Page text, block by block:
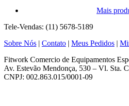
Mais
Tele-Vendas: (11) 5678-5189
Sobre Nós | Contato | Meus Pedidos |
Fitwork Comercio de Equipamentos
Av. Estevão Mendonça, 530 – Vl. Sta.
CNPJ: 002.863.015/0001-09